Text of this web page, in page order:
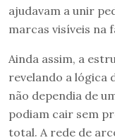
ajudavam a unir
marcas visíveis na
Ainda assim, a
revelando a lógica
não dependia de
podiam cair sem
total. A rede de